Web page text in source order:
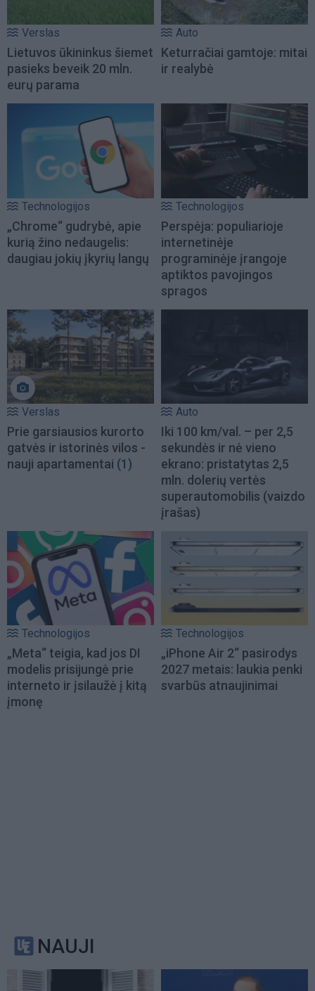
Verslas
Lietuvos ūkininkus šiemet
pasieks beveik 20 mln.
eurų parama
Auto
Keturračiai gamtoje: mitai
ir realybė
Technologijos
„Chrome“ gudrybė, apie
kurią žino nedaugelis:
daugiau jokių įkyrių langų
Technologijos
Perspėja: populiarioje
internetinėje
programinėje įrangoje
aptiktos pavojingos
spragos
Verslas
Prie garsiausios kurorto
gatvės ir istorinės vilos -
nauji apartamentai (1)
Auto
Iki 100 km/val. – per 2,5
sekundės ir nė vieno
ekrano: pristatytas 2,5
mln. dolerių vertės
superautomobilis (vaizdo
įrašas)
Technologijos
„Meta“ teigia, kad jos DI
modelis prisijungė prie
interneto ir įsilaužė į kitą
įmonę
Technologijos
„iPhone Air 2“ pasirodys
2027 metais: laukia penki
svarbūs atnaujinimai
NAUJI